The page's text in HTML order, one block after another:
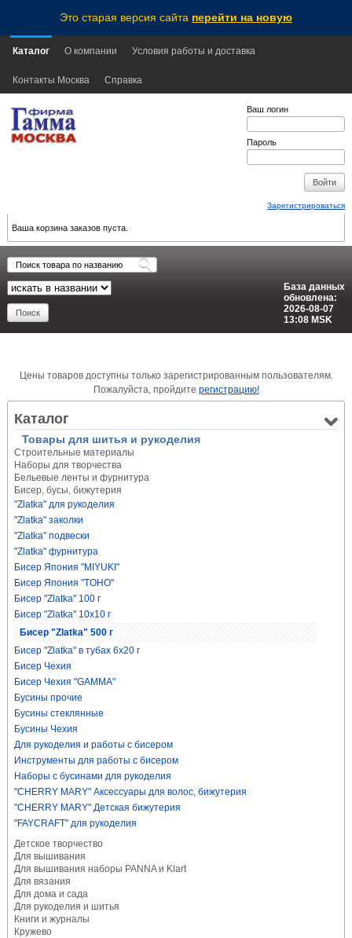
Это старая версия сайта перейти на новую
Каталог О компании Условия работы и доставка
Контакты Москва Справка
Ваш логин
Пароль
Зарегистрироваться
Ваша корзина заказов пуста.
База данных
обновлена:
2026-08-07
13:08 MSK
Цены товаров доступны только зарегистрированным пользователям.
Пожалуйста, пройдите регистрацию!
Каталог
Товары для шитья и рукоделия
Строительные материалы
Наборы для творчества
Бельевые ленты и фурнитура
Бисер, бусы, бижутерия
"Zlatka" для рукоделия
"Zlatka" заколки
"Zlatka" подвески
"Zlatka" фурнитура
Бисер Япония "MIYUKI"
Бисер Япония "TOHO"
Бисер "Zlatka" 100 г
Бисер "Zlatka" 10х10 г
Бисер "Zlatka" 500 г
Бисер "Zlatka" в тубах 6х20 г
Бисер Чехия
Бисер Чехия "GAMMA"
Бусины прочие
Бусины стеклянные
Бусины Чехия
Для рукоделия и работы с бисером
Инструменты для работы с бисером
Наборы с бусинами для рукоделия
"CHERRY MARY" Аксессуары для волос, бижутерия
"CHERRY MARY" Детская бижутерия
"FAYCRAFT" для рукоделия
Детское творчество
Для вышивания
Для вышивания наборы PANNA и Klart
Для вязания
Для дома и сада
Для рукоделия и шитья
Книги и журналы
Кружево